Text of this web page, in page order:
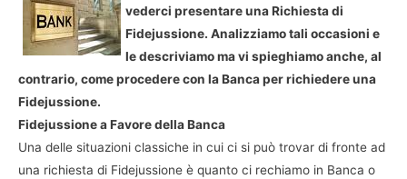
vederci presentare una Richiesta di
Fidejussione. Analizziamo tali occasioni e
le descriviamo ma vi spieghiamo anche, al
contrario, come procedere con la Banca per richiedere una
Fidejussione.
Fidejussione a Favore della Banca
Una delle situazioni classiche in cui ci si può trovar di fronte ad
una richiesta di Fidejussione è quanto ci rechiamo in Banca o